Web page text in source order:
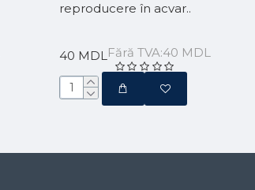
reproducere în acvar..
40 MDLFără TVA:40 MDL